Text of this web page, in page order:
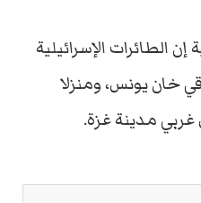
الطائرات الإسرائيلية
خان يونس، ومنزلا
مدينة غزة.